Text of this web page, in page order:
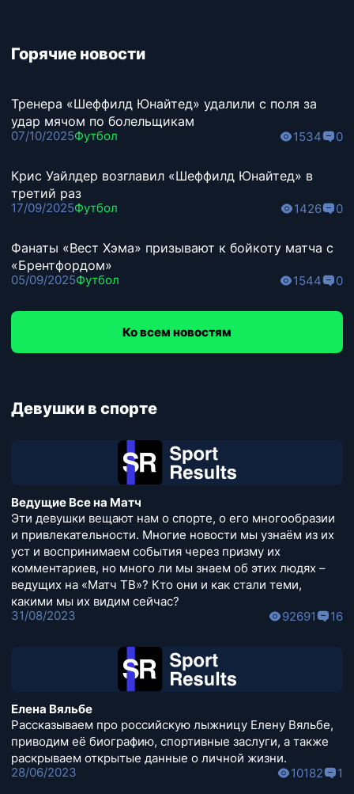
Горячие новости
Тренера «Шеффилд Юнайтед» удалили с поля за
удар мячом по болельщикам
07/10/2025Футбол 1534 0
Крис Уайлдер возглавил «Шеффилд Юнайтед» в
третий раз
17/09/2025Футбол 1426 0
Фанаты «Вест Хэма» призывают к бойкоту матча с
«Брентфордом»
05/09/2025Футбол 1544 0
Ко всем новостям
Девушки в спорте
Ведущие Все на Матч
Эти девушки вещают нам о спорте, о его многообразии
и привлекательности. Многие новости мы узнаём из их
уст и воспринимаем события через призму их
комментариев, но много ли мы знаем об этих людях –
ведущих на «Матч ТВ»? Кто они и как стали теми,
какими мы их видим сейчас?
31/08/2023
92691 16
Елена Вяльбе
Рассказываем про российскую лыжницу Елену Вяльбе,
приводим её биографию, спортивные заслуги, а также
раскрываем открытые данные о личной жизни.
28/06/2023
10182 1